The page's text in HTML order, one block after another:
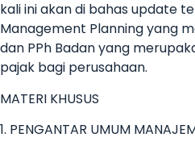
kali ini akan di bahas update
Management Planning yang
dan PPh Badan yang
pajak bagi perusahaan.
MATERI KHUSUS
1. PENGANTAR UMUM